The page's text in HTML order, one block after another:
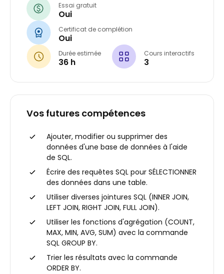
Essai gratuit
Oui
Certificat de complétion
Oui
Durée estimée
36 h
Cours interactifs
3
Vos futures compétences
Ajouter, modifier ou supprimer des
données d'une base de données à l'aide
de SQL.
Écrire des requêtes SQL pour SÉLECTIONNER
des données dans une table.
Utiliser diverses jointures SQL (INNER JOIN,
LEFT JOIN, RIGHT JOIN, FULL JOIN).
Utiliser les fonctions d'agrégation (COUNT,
MAX, MIN, AVG, SUM) avec la commande
SQL GROUP BY.
Trier les résultats avec la commande
ORDER BY.